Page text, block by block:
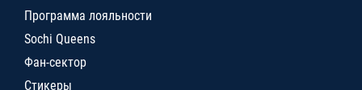
Программа лояльности
Sochi Queens
Фан-сектор
Стикеры